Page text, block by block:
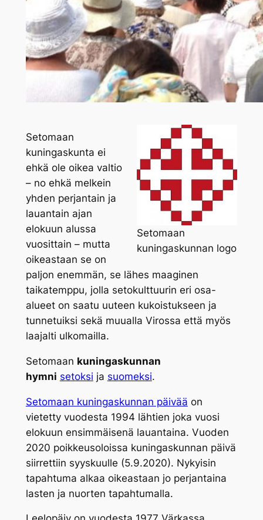
Setomaan
kuningaskunnan logo
Setomaan
kuningaskunta ei
ehkä ole oikea valtio
– no ehkä melkein
yhden perjantain ja
lauantain ajan
elokuun alussa
vuosittain – mutta
oikeastaan se on
paljon enemmän, se lähes maaginen
taikatemppu, jolla setokulttuurin eri osa-
alueet on saatu uuteen kukoistukseen ja
tunnetuiksi sekä muualla Virossa että myös
laajalti ulkomailla.
Setomaan kuningaskunnan
hymni setoksi ja suomeksi.
Setomaan kuningaskunnan päivää on
vietetty vuodesta 1994 lähtien joka vuosi
elokuun ensimmäisenä lauantaina. Vuoden
2020 poikkeusoloissa kuningaskunnan päivä
siirrettiin syyskuulle (5.9.2020). Nykyisin
tapahtuma alkaa oikeastaan jo perjantaina
lasten ja nuorten tapahtumalla.